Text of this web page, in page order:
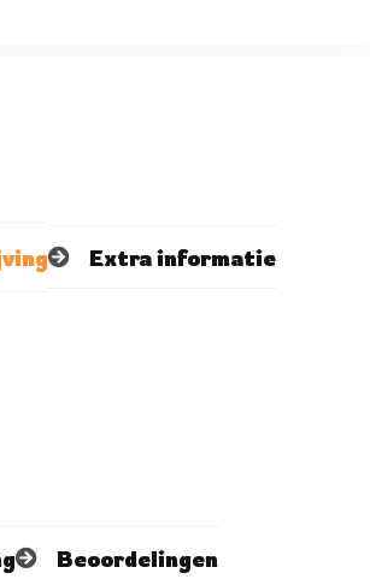
Extra informatie
Beoordelingen